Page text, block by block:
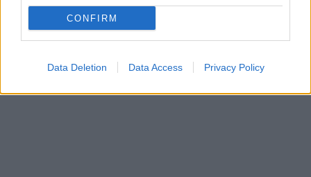
CONFIRM
Data Deletion Data Access Privacy Policy